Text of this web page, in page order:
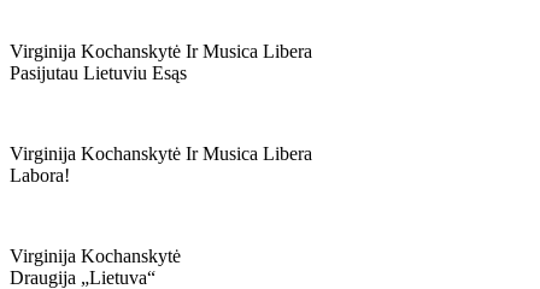
Virginija Kochanskytė Ir Musica Libera
Pasijutau Lietuviu Esąs
Virginija Kochanskytė Ir Musica Libera
Labora!
Virginija Kochanskytė
Draugija „lietuva“